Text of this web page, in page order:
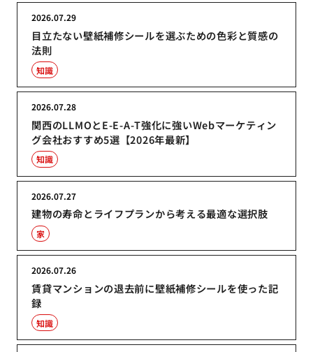
目立たない壁紙補修シールを選ぶための色彩と質感の
法則
2026.07.29
知識
関西のLLMOとE-E-A-T強化に強いWebマーケティン
グ会社おすすめ5選【2026年最新】
2026.07.28
知識
建物の寿命とライフプランから考える最適な選択肢
2026.07.27
家
賃貸マンションの退去前に壁紙補修シールを使った記
録
2026.07.26
知識